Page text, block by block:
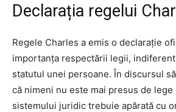
Declarația regelui
Regele Charles a emis o declarație
importanța respectării legii,
statutul unei persoane. În discursul
că nimeni nu este mai presus de
sistemului juridic trebuie apărată cu